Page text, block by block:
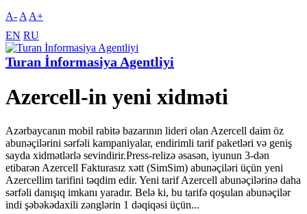
A- A A+
EN RU
Turan İnformasiya Agentliyi
Azercell-in yeni xidməti
Azərbaycanın mobil rabitə bazarının lideri olan Azercell daim öz
abunəçilərini sərfəli kampaniyalar, endirimli tarif paketləri və geniş
sayda xidmətlərlə sevindirir.Press-relizə əsasən, iyunun 3-dən
etibarən Azercell Fakturasız xətt (SimSim) abunəçiləri üçün yeni
Azercellim tarifini təqdim edir. Yeni tarif Azercell abunəçilərinə daha
sərfəli danışıq imkanı yaradır. Belə ki, bu tarifə qoşulan abunəçilər
indi şəbəkədaxili zənglərin 1 dəqiqəsi üçün...